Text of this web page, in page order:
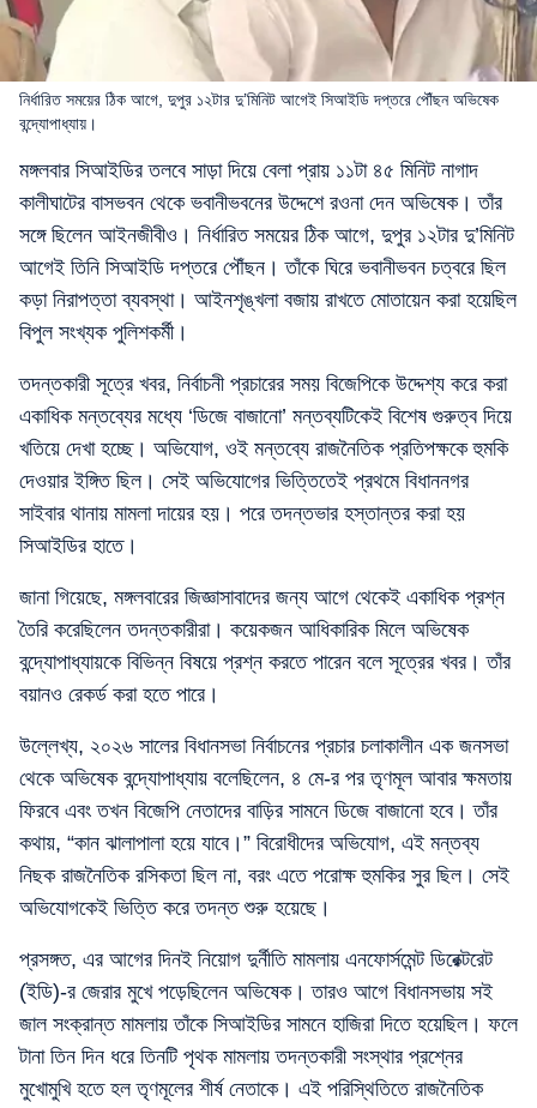
নির্ধারিত সময়ের ঠিক আগে, দুপুর ১২টার দু’মিনিট আগেই সিআইডি দপ্তরে পৌঁছন অভিষেক
বন্দ্যোপাধ্যায়।
মঙ্গলবার সিআইডির তলবে সাড়া দিয়ে বেলা প্রায় ১১টা ৪৫ মিনিট নাগাদ
কালীঘাটের বাসভবন থেকে ভবানীভবনের উদ্দেশে রওনা দেন অভিষেক। তাঁর
সঙ্গে ছিলেন আইনজীবীও। নির্ধারিত সময়ের ঠিক আগে, দুপুর ১২টার দু’মিনিট
আগেই তিনি সিআইডি দপ্তরে পৌঁছন। তাঁকে ঘিরে ভবানীভবন চত্বরে ছিল
কড়া নিরাপত্তা ব্যবস্থা। আইনশৃঙ্খলা বজায় রাখতে মোতায়েন করা হয়েছিল
বিপুল সংখ্যক পুলিশকর্মী।
তদন্তকারী সূত্রে খবর, নির্বাচনী প্রচারের সময় বিজেপিকে উদ্দেশ্য করে করা
একাধিক মন্তব্যের মধ্যে ‘ডিজে বাজানো’ মন্তব্যটিকেই বিশেষ গুরুত্ব দিয়ে
খতিয়ে দেখা হচ্ছে। অভিযোগ, ওই মন্তব্যে রাজনৈতিক প্রতিপক্ষকে হুমকি
দেওয়ার ইঙ্গিত ছিল। সেই অভিযোগের ভিত্তিতেই প্রথমে বিধাননগর
সাইবার থানায় মামলা দায়ের হয়। পরে তদন্তভার হস্তান্তর করা হয়
সিআইডির হাতে।
জানা গিয়েছে, মঙ্গলবারের জিজ্ঞাসাবাদের জন্য আগে থেকেই একাধিক প্রশ্ন
তৈরি করেছিলেন তদন্তকারীরা। কয়েকজন আধিকারিক মিলে অভিষেক
বন্দ্যোপাধ্যায়কে বিভিন্ন বিষয়ে প্রশ্ন করতে পারেন বলে সূত্রের খবর। তাঁর
বয়ানও রেকর্ড করা হতে পারে।
উল্লেখ্য, ২০২৬ সালের বিধানসভা নির্বাচনের প্রচার চলাকালীন এক জনসভা
থেকে অভিষেক বন্দ্যোপাধ্যায় বলেছিলেন, ৪ মে-র পর তৃণমূল আবার ক্ষমতায়
ফিরবে এবং তখন বিজেপি নেতাদের বাড়ির সামনে ডিজে বাজানো হবে। তাঁর
কথায়, “কান ঝালাপালা হয়ে যাবে।” বিরোধীদের অভিযোগ, এই মন্তব্য
নিছক রাজনৈতিক রসিকতা ছিল না, বরং এতে পরোক্ষ হুমকির সুর ছিল। সেই
অভিযোগকেই ভিত্তি করে তদন্ত শুরু হয়েছে।
প্রসঙ্গত, এর আগের দিনই নিয়োগ দুর্নীতি মামলায় এনফোর্সমেন্ট ডিরেক্টরেট
(ইডি)-র জেরার মুখে পড়েছিলেন অভিষেক। তারও আগে বিধানসভায় সই
জাল সংক্রান্ত মামলায় তাঁকে সিআইডির সামনে হাজিরা দিতে হয়েছিল। ফলে
টানা তিন দিন ধরে তিনটি পৃথক মামলায় তদন্তকারী সংস্থার প্রশ্নের
মুখোমুখি হতে হল তৃণমূলের শীর্ষ নেতাকে। এই পরিস্থিতিতে রাজনৈতিক